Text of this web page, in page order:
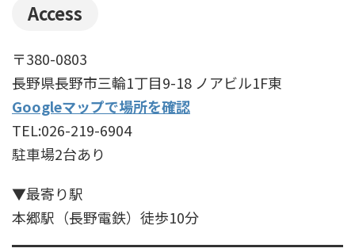
Access
〒380-0803
長野県長野市三輪1丁目9-18 ノアビル1F東
Googleマップで場所を確認
TEL:026-219-6904
駐車場2台あり
▼最寄り駅
本郷駅（長野電鉄）徒歩10分